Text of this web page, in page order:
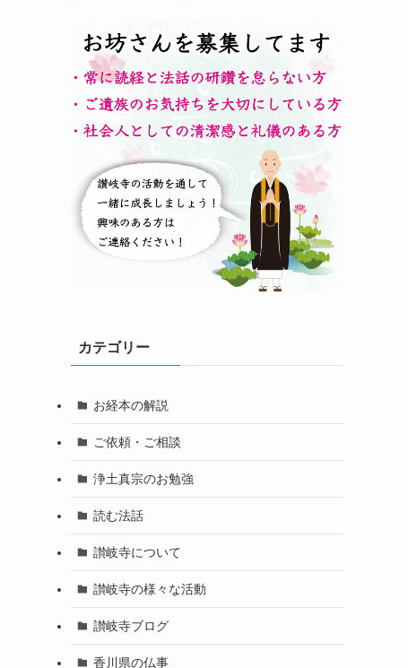
カテゴリー
お経本の解説
ご依頼・ご相談
浄土真宗のお勉強
読む法話
讃岐寺について
讃岐寺の様々な活動
讃岐寺ブログ
香川県の仏事